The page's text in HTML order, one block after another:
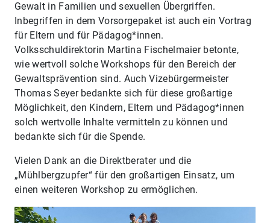
Gewalt in Familien und sexuellen Übergriffen.
Inbegriffen in dem Vorsorgepaket ist auch ein Vortrag
für Eltern und für Pädagog*innen.
Volksschuldirektorin Martina Fischelmaier betonte,
wie wertvoll solche Workshops für den Bereich der
Gewaltsprävention sind. Auch Vizebürgermeister
Thomas Seyer bedankte sich für diese großartige
Möglichkeit, den Kindern, Eltern und Pädagog*innen
solch wertvolle Inhalte vermitteln zu können und
bedankte sich für die Spende.
Vielen Dank an die Direktberater und die
„Mühlbergzupfer“ für den großartigen Einsatz, um
einen weiteren Workshop zu ermöglichen.